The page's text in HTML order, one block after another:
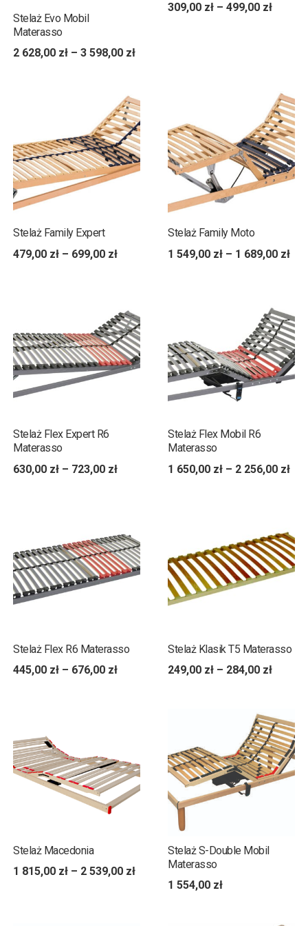
Stelaż Evo Mobil
Materasso
2 628,00 zł – 3 598,00 zł
309,00 zł – 499,00 zł
Stelaż Family Expert
479,00 zł – 699,00 zł
Stelaż Family Moto
1 549,00 zł – 1 689,00 zł
Stelaż Flex Expert R6
Materasso
630,00 zł – 723,00 zł
Stelaż Flex Mobil R6
Materasso
1 650,00 zł – 2 256,00 zł
Stelaż Flex R6 Materasso
445,00 zł – 676,00 zł
Stelaż Klasik T5 Materasso
249,00 zł – 284,00 zł
Stelaż Macedonia
1 815,00 zł – 2 539,00 zł
Stelaż S-Double Mobil
Materasso
1 554,00 zł